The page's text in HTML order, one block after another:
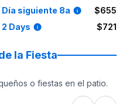
Día siguiente 8a
$655
2 Days
$721
la Fiesta
o fiestas en el patio.